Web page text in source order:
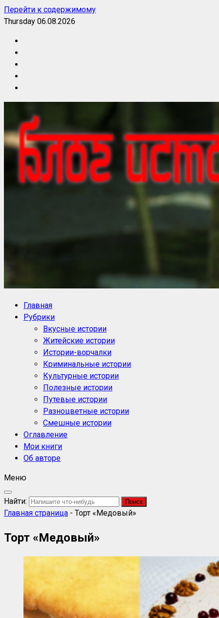
Перейти к содержимому
Thursday 06.08.2026
Блог историй NoorySan
Главная
Рубрики
Вкусные истории
Житейские истории
Истории-ворчалки
Криминальные истории
Культурные истории
Полезные истории
Путевые истории
Разноцветные истории
Смешные истории
Оглавление
Мои книги
Об авторе
Меню
Найти:
Главная страница - Торт «Медовый»
Торт «Медовый»